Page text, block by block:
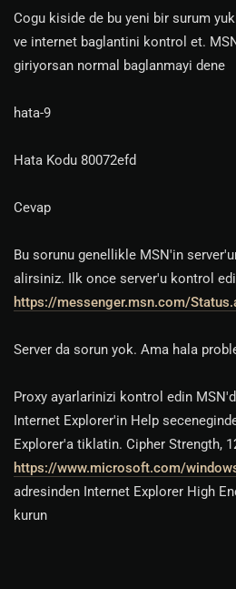
Cogu kiside de bu yeni bir surum
ve internet baglantini kontrol et.
giriyorsan normal baglanmayi dene
hata-9
Hata Kodu 80072efd
Cevap
Bu sorunu genellikle MSN'in
alirsiniz. Ilk once server'u kontrol
https://messenger.msn.com/
Server da sorun yok. Ama hala
Proxy ayarlarinizi kontrol edin
Internet Explorer'in Help
Explorer'a tiklatin. Cipher Strength,
https://www.microsoft.com/
adresinden Internet Explorer High
kurun